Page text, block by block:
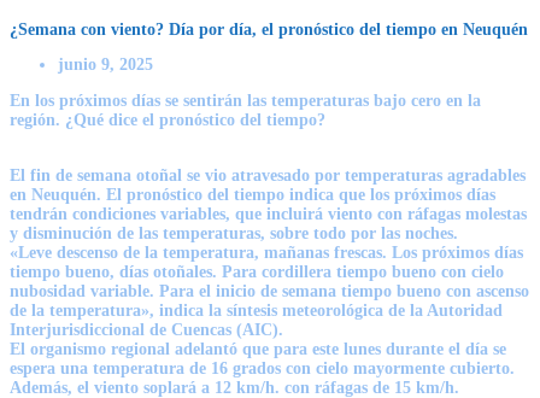
¿Semana con viento? Día por día, el pronóstico del tiempo en Neuquén
junio 9, 2025
En los próximos días se sentirán las temperaturas bajo cero en la
región. ¿Qué dice el pronóstico del tiempo?
El fin de semana otoñal se vio atravesado por temperaturas agradables
en Neuquén. El pronóstico del tiempo indica que los próximos días
tendrán condiciones variables, que incluirá viento con ráfagas molestas
y disminución de las temperaturas, sobre todo por las noches.
«Leve descenso de la temperatura, mañanas frescas. Los próximos días
tiempo bueno, días otoñales. Para cordillera tiempo bueno con cielo
nubosidad variable. Para el inicio de semana tiempo bueno con ascenso
de la temperatura», indica la síntesis meteorológica de la Autoridad
Interjurisdiccional de Cuencas (AIC).
El organismo regional adelantó que para este lunes durante el día se
espera una temperatura de 16 grados con cielo mayormente cubierto.
Además, el viento soplará a 12 km/h. con ráfagas de 15 km/h.